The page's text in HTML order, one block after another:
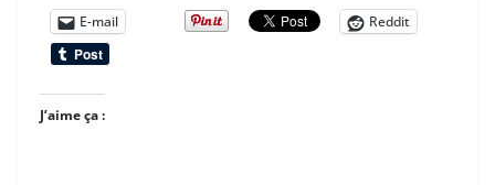
E-mail
Reddit
J’aime ça :